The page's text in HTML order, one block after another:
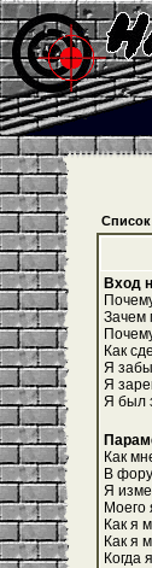
Вход
Зачем
Как
Я
Я
Я был
Как
В
Я
Моего
Как я
Как я
Когда